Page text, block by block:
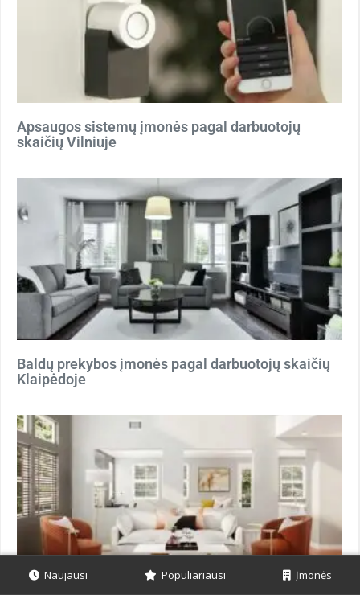
Apsaugos sistemų įmonės pagal darbuotojų
skaičių Vilniuje
Baldų prekybos įmonės pagal darbuotojų skaičių
Klaipėdoje
Naujausi Populiariausi Įmonės